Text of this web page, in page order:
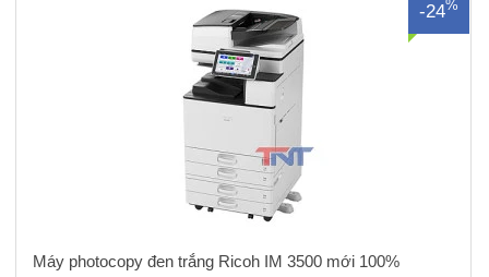
ua
-24%
Máy photocopy đen trắng Ricoh IM 3500 mới 100%